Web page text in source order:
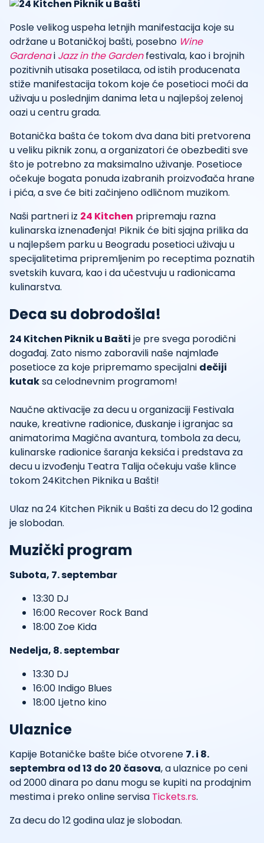
Posle velikog uspeha letnjih manifestacija koje su
održane u Botaničkoj bašti, posebno Wine
Gardenai Jazz in the Gardenfestivala, kao i brojnih
pozitivnih utisaka posetilaca, od istih producenata
stiže manifestacija tokom koje će posetioci moći da
uživaju u poslednjim danima leta u najlepšoj zelenoj
oazi u centru grada.
Botanička bašta će tokom dva dana biti pretvorena
u veliku piknik zonu, a organizatori će obezbediti sve
što je potrebno za maksimalno uživanje. Posetioce
očekuje bogata ponuda izabranih proizvođača hrane
i pića, a sve će biti začinjeno odličnom muzikom.
Naši partneri iz 24 Kitchen pripremaju razna
kulinarska iznenađenja! Piknik će biti sjajna prilika da
u najlepšem parku u Beogradu posetioci uživaju u
specijalitetima pripremljenim po receptima poznatih
svetskih kuvara, kao i da učestvuju u radionicama
kulinarstva.
Deca su dobrodošla!
24 Kitchen Piknik u Bašti je pre svega porodični
događaj. Zato nismo zaboravili naše najmlađe
posetioce za koje pripremamo specijalni dečiji
kutaksa celodnevnim programom!
Naučne aktivacije za decu u organizaciji Festivala
nauke, kreativne radionice, đuskanje i igranjac sa
animatorima Magična avantura, tombola za decu,
kulinarske radionice šaranja keksića i predstava za
decu u izvođenju Teatra Talija očekuju vaše klince
tokom 24Kitchen Piknika u Bašti!
Ulaz na 24 Kitchen Piknik u Bašti za decu do 12 godina
je slobodan.
Muzički program
Subota, 7. septembar
13:30 DJ
16:00 Recover Rock Band
18:00 Zoe Kida
Nedelja, 8. septembar
13:30 DJ
16:00 Indigo Blues
18:00 Ljetno kino
Ulaznice
Kapije Botaničke bašte biće otvorene 7. i 8.
septembra od 13 do 20 časova, a ulaznice po ceni
od 2000 dinara po danu mogu se kupiti na prodajnim
mestima i preko online servisa Tickets.rs.
Za decu do 12 godina ulaz je slobodan.